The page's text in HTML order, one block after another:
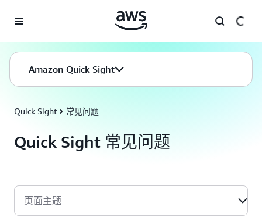
Amazon Quick Sight
Quick Sight 常见问题
Quick Sight 常见问题
页面主题